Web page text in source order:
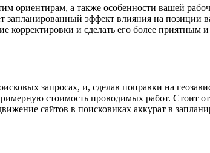
ориентирам, а также особенности вашей
эффект влияния на позиции
корректировки и сделать его более приятным
запросах, и, сделав поправки на
стоимость проводимых работ. Стоит
сайтов в поисковиках аккурат в